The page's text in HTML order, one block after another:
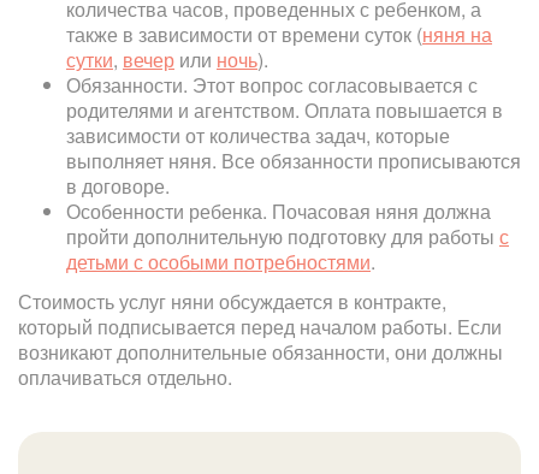
количества часов, проведенных с ребенком, а
также в зависимости от времени суток (няня на
сутки, вечер или ночь).
Обязанности. Этот вопрос согласовывается с
родителями и агентством. Оплата повышается в
зависимости от количества задач, которые
выполняет няня. Все обязанности прописываются
в договоре.
Особенности ребенка. Почасовая няня должна
пройти дополнительную подготовку для работы с
детьми с особыми потребностями.
Стоимость услуг няни обсуждается в контракте,
который подписывается перед началом работы. Если
возникают дополнительные обязанности, они должны
оплачиваться отдельно.